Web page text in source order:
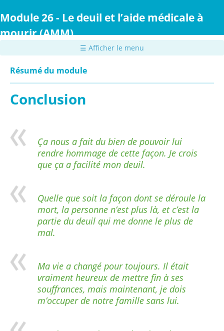
au
principal
Module 26 - Le deuil et l’aide médicale à
mourir (AMM)
☰ Afficher le menu
Résumé du module
Conclusion
Ça nous a fait du bien de pouvoir lui
rendre hommage de cette façon. Je crois
que ça a facilité mon deuil.
Quelle que soit la façon dont se déroule la
mort, la personne n’est plus là, et c’est la
partie du deuil qui me donne le plus de
mal.
Ma vie a changé pour toujours. Il était
vraiment heureux de mettre fin à ses
souffrances, mais maintenant, je dois
m’occuper de notre famille sans lui.